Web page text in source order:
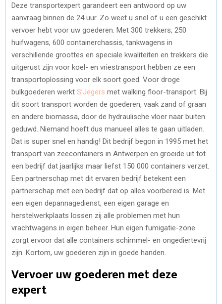
Deze transportexpert garandeert een antwoord op uw
aanvraag binnen de 24 uur. Zo weet u snel of u een geschikt
vervoer hebt voor uw goederen. Met 300 trekkers, 250
huifwagens, 600 containerchassis, tankwagens in
verschillende groottes en speciale kwaliteiten en trekkers die
uitgerust zijn voor koel- en vriestransport hebben ze een
transportoplossing voor elk soort goed. Voor droge
bulkgoederen werkt S’Jegers met walking floor-transport. Bij
dit soort transport worden de goederen, vaak zand of graan
en andere biomassa, door de hydraulische vloer naar buiten
geduwd. Niemand hoeft dus manueel alles te gaan uitladen.
Dat is super snel en handig! Dit bedrijf begon in 1995 met het
transport van zeecontainers in Antwerpen en groeide uit tot
een bedrijf dat jaarlijks maar liefst 150 000 containers verzet.
Een partnerschap met dit ervaren bedrijf betekent een
partnerschap met een bedrijf dat op alles voorbereid is. Met
een eigen depannagedienst, een eigen garage en
herstelwerkplaats lossen zij alle problemen met hun
vrachtwagens in eigen beheer. Hun eigen fumigatie-zone
zorgt ervoor dat alle containers schimmel- en ongediertevrij
zijn. Kortom, uw goederen zijn in goede handen.
Vervoer uw goederen met deze
expert